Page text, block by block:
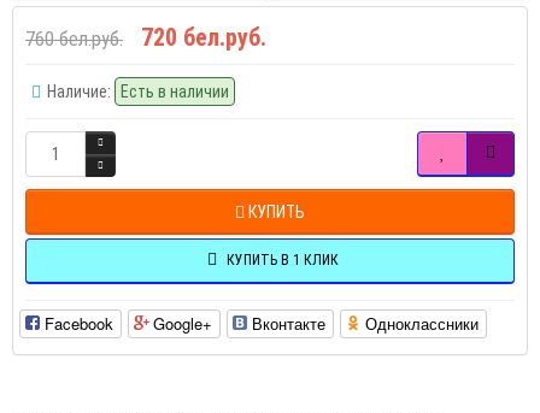
760 бел.руб. 720 бел.руб.
Наличие: Есть в наличии
КУПИТЬ
КУПИТЬ В 1 КЛИК
Facebook Google+ Вконтакте Одноклассники